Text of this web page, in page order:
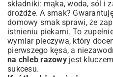
pieczenia?
Niezbędne narzędzia dla
piekarza
Rozwiązywanie problemów:
zbyt suchy, nie wyrasta – co
Przechowywanie i
Razowego: Ciesz się
składniki: mąka, woda, sól i
drożdże. A smak?
domowy smak sprawi, że
istnieniu piekarni. To
wymiar pieczywa, który
pierwszego kęsa, a
na chleb razowyjest
sukcesu.